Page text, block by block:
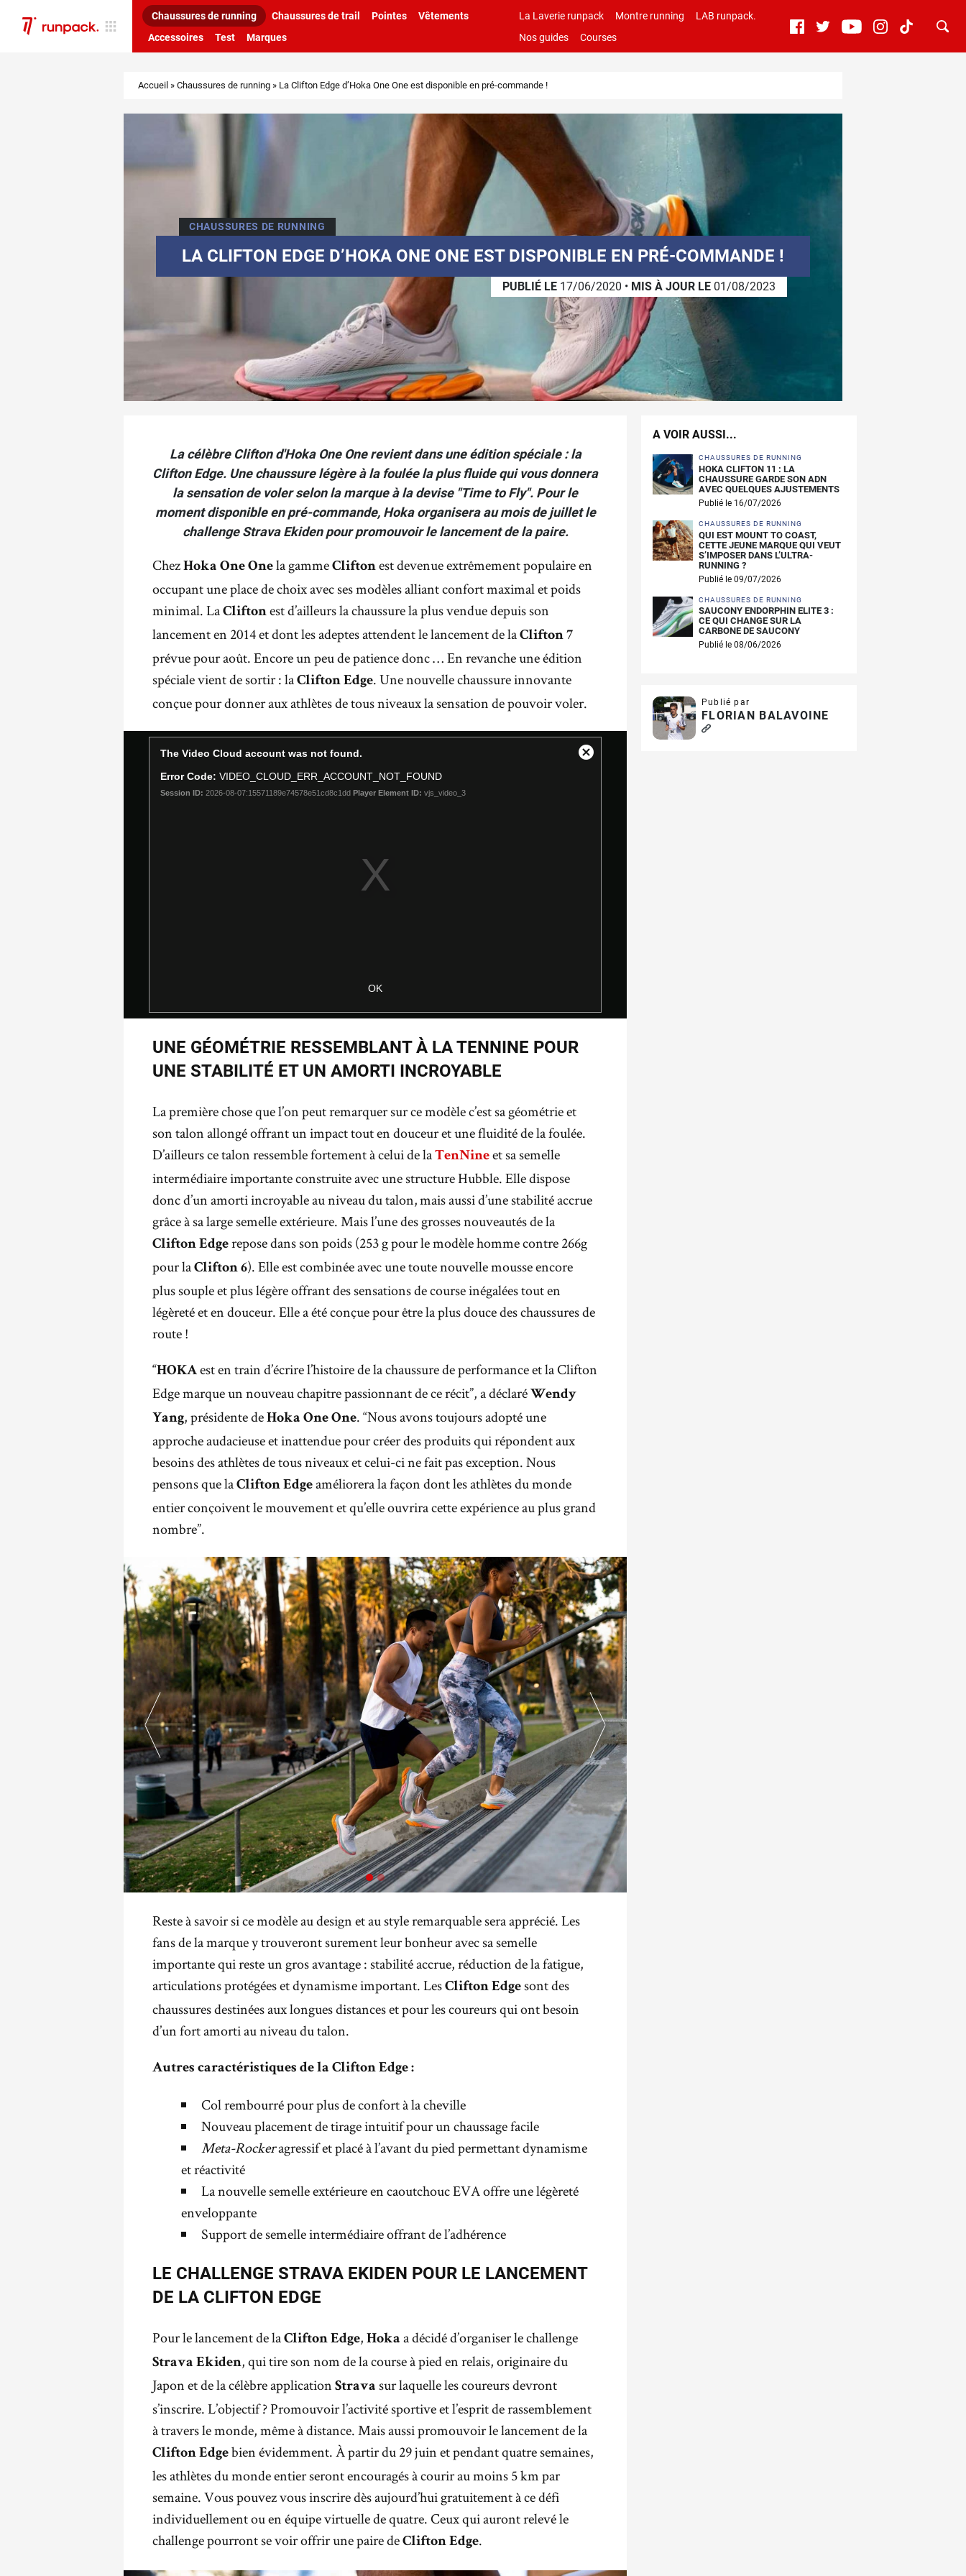
Chaussures de running Chaussures de trail Pointes
Vêtements
Accessoires
Test Marques
La Laverie runpack Montre running
LAB runpack.
Nos guides
Courses
Accueil » Chaussures de running » La Clifton Edge d’Hoka One One est disponible en pré-commande !
CHAUSSURES DE RUNNING
LA CLIFTON EDGE D’HOKA ONE ONE EST DISPONIBLE EN PRÉ-COMMANDE !
PUBLIÉ LE 17/06/2020 • MIS À JOUR LE 01/08/2023
La célèbre Clifton d'Hoka One One revient dans une édition spéciale : la
Clifton Edge. Une chaussure légère à la foulée la plus fluide qui vous donnera
la sensation de voler selon la marque à la devise "Time to Fly". Pour le
moment disponible en pré-commande, Hoka organisera au mois de juillet le
challenge Strava Ekiden pour promouvoir le lancement de la paire.
Chez Hoka One One la gamme Clifton est devenue extrêmement populaire en
occupant une place de choix avec ses modèles alliant confort maximal et poids
minimal. La Clifton est d’ailleurs la chaussure la plus vendue depuis son
lancement en 2014 et dont les adeptes attendent le lancement de la Clifton 7
prévue pour août. Encore un peu de patience donc … En revanche une édition
spéciale vient de sortir : la Clifton Edge. Une nouvelle chaussure innovante
conçue pour donner aux athlètes de tous niveaux la sensation de pouvoir voler.
UNE GÉOMÉTRIE RESSEMBLANT À LA TENNINE POUR
UNE STABILITÉ ET UN AMORTI INCROYABLE
La première chose que l’on peut remarquer sur ce modèle c’est sa géométrie et
son talon allongé offrant un impact tout en douceur et une fluidité de la foulée.
D’ailleurs ce talon ressemble fortement à celui de la TenNine et sa semelle
intermédiaire importante construite avec une structure Hubble. Elle dispose
donc d’un amorti incroyable au niveau du talon, mais aussi d’une stabilité accrue
grâce à sa large semelle extérieure. Mais l’une des grosses nouveautés de la
Clifton Edge repose dans son poids (253 g pour le modèle homme contre 266g
pour la Clifton 6). Elle est combinée avec une toute nouvelle mousse encore
plus souple et plus légère offrant des sensations de course inégalées tout en
légèreté et en douceur. Elle a été conçue pour être la plus douce des chaussures de
route !
“HOKA est en train d’écrire l’histoire de la chaussure de performance et la Clifton
Edge marque un nouveau chapitre passionnant de ce récit”, a déclaré Wendy
Yang, présidente de Hoka One One. “Nous avons toujours adopté une
approche audacieuse et inattendue pour créer des produits qui répondent aux
besoins des athlètes de tous niveaux et celui-ci ne fait pas exception. Nous
pensons que la Clifton Edge améliorera la façon dont les athlètes du monde
entier conçoivent le mouvement et qu’elle ouvrira cette expérience au plus grand
nombre”.
Reste à savoir si ce modèle au design et au style remarquable sera apprécié. Les
fans de la marque y trouveront surement leur bonheur avec sa semelle
importante qui reste un gros avantage : stabilité accrue, réduction de la fatigue,
articulations protégées et dynamisme important. Les Clifton Edge sont des
chaussures destinées aux longues distances et pour les coureurs qui ont besoin
d’un fort amorti au niveau du talon.
Autres caractéristiques de la Clifton Edge :
Col rembourré pour plus de confort à la cheville
Nouveau placement de tirage intuitif pour un chaussage facile
Meta-Rockeragressif et placé à l’avant du pied permettant dynamisme
et réactivité
La nouvelle semelle extérieure en caoutchouc EVA offre une légèreté
enveloppante
Support de semelle intermédiaire offrant de l’adhérence
LE CHALLENGE STRAVA EKIDEN POUR LE LANCEMENT
DE LA CLIFTON EDGE
Pour le lancement de la Clifton Edge, Hoka a décidé d’organiser le challenge
Strava Ekiden, qui tire son nom de la course à pied en relais, originaire du
Japon et de la célèbre application Strava sur laquelle les coureurs devront
s’inscrire. L’objectif ? Promouvoir l’activité sportive et l’esprit de rassemblement
à travers le monde, même à distance. Mais aussi promouvoir le lancement de la
Clifton Edge bien évidemment. À partir du 29 juin et pendant quatre semaines,
les athlètes du monde entier seront encouragés à courir au moins 5 km par
semaine. Vous pouvez vous inscrire dès aujourd’hui gratuitement à ce défi
individuellement ou en équipe virtuelle de quatre. Ceux qui auront relevé le
challenge pourront se voir offrir une paire de Clifton Edge.
A VOIR AUSSI...
CHAUSSURES DE RUNNING
HOKA CLIFTON 11 : LA
CHAUSSURE GARDE SON ADN
AVEC QUELQUES AJUSTEMENTS
Publié le 16/07/2026
CHAUSSURES DE RUNNING
QUI EST MOUNT TO COAST,
CETTE JEUNE MARQUE QUI VEUT
S’IMPOSER DANS L’ULTRA-
RUNNING ?
Publié le 09/07/2026
CHAUSSURES DE RUNNING
SAUCONY ENDORPHIN ELITE 3 :
CE QUI CHANGE SUR LA
CARBONE DE SAUCONY
Publié le 08/06/2026
Publié par
FLORIAN BALAVOINE